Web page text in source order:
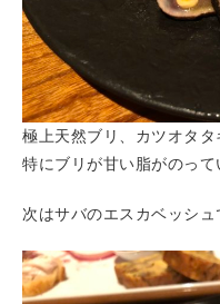
極上天然ブリ、カツオタタ
特にブリが甘い脂がのっ
次はサバのエスカベッシュ